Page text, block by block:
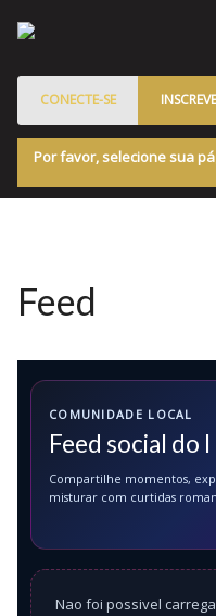
CONECTE-SE
Por favor, selecione sua
Programa de Patrocinados
Marketplace
Feed
COMUNIDADE LOCAL
Feed social do
Compartilhe momentos,
misturar com curtidas
Nao foi possivel